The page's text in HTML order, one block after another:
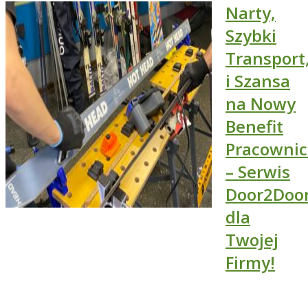
Narty,
Szybki
i Szansa
na Nowy
Benefit
– Serwis
dla
Twojej
Firmy!